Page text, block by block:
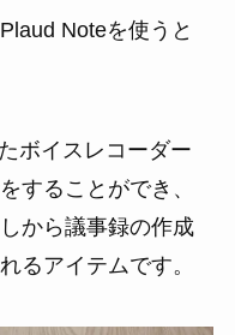
Noteを使うと
ボイスレコーダー
することができ、
から議事録の作成
るアイテムです。